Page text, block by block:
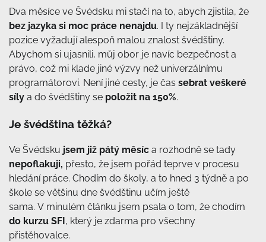
Dva měsíce ve Švédsku mi stačí na to, abych zjistila, že
bez jazyka si moc práce nenajdu. I ty nejzákladnější
pozice vyžadují alespoň malou znalost švédštiny.
Abychom si ujasnili, můj obor je navíc bezpečnost a
právo, což mi klade jiné výzvy než univerzálnímu
programátorovi. Není jiné cesty, je čas sebrat veškeré
síly a do švédštiny se položit na 150%.
Je švédština těžká?
Ve Švédsku jsem již pátý měsíc a rozhodně se tady
nepoflakuji, přesto, že jsem pořád teprve v procesu
hledání práce. Chodím do školy, a to hned 3 týdně a po
škole se většinu dne švédštinu učím ještě
sama. V minulém článku jsem psala o tom, že chodím
do kurzu SFI , který je zdarma pro všechny
přistěhovalce.